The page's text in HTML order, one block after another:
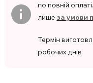
по повній
лише за умови
Термін
робочих днів